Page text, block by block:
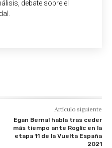
debate sobre el
Artículo siguiente
Egan Bernal habla tras ceder
más tiempo ante Roglic en la
etapa 11 de la Vuelta España
2021